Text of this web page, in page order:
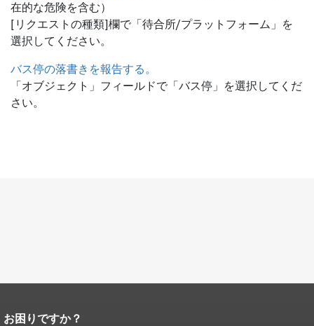
在的な危険を含む）
[リクエストの種類]欄で「待合所/プラットフォーム」を
選択してください。
バス停の落書きを報告する。
「オブジェクト」フィールドで「バス停」を選択してくだ
さい。
ページコンテンツの終わり。
お困りですか？